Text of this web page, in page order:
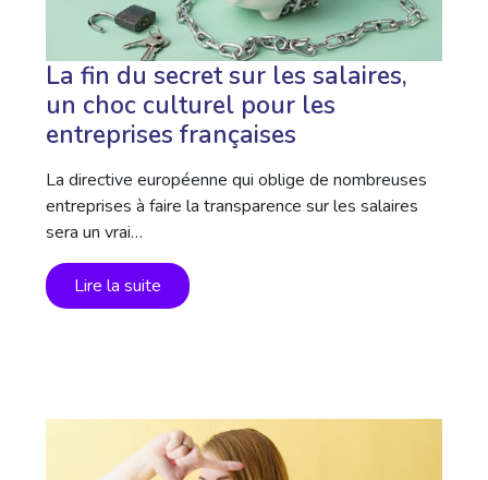
La fin du secret sur les salaires,
un choc culturel pour les
entreprises françaises
La directive européenne qui oblige de nombreuses
entreprises à faire la transparence sur les salaires
sera un vrai…
Lire la suite